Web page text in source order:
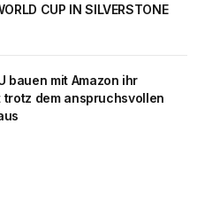
CUP IN SILVERSTONE
bauen mit Amazon ihr
trotz dem anspruchsvollen